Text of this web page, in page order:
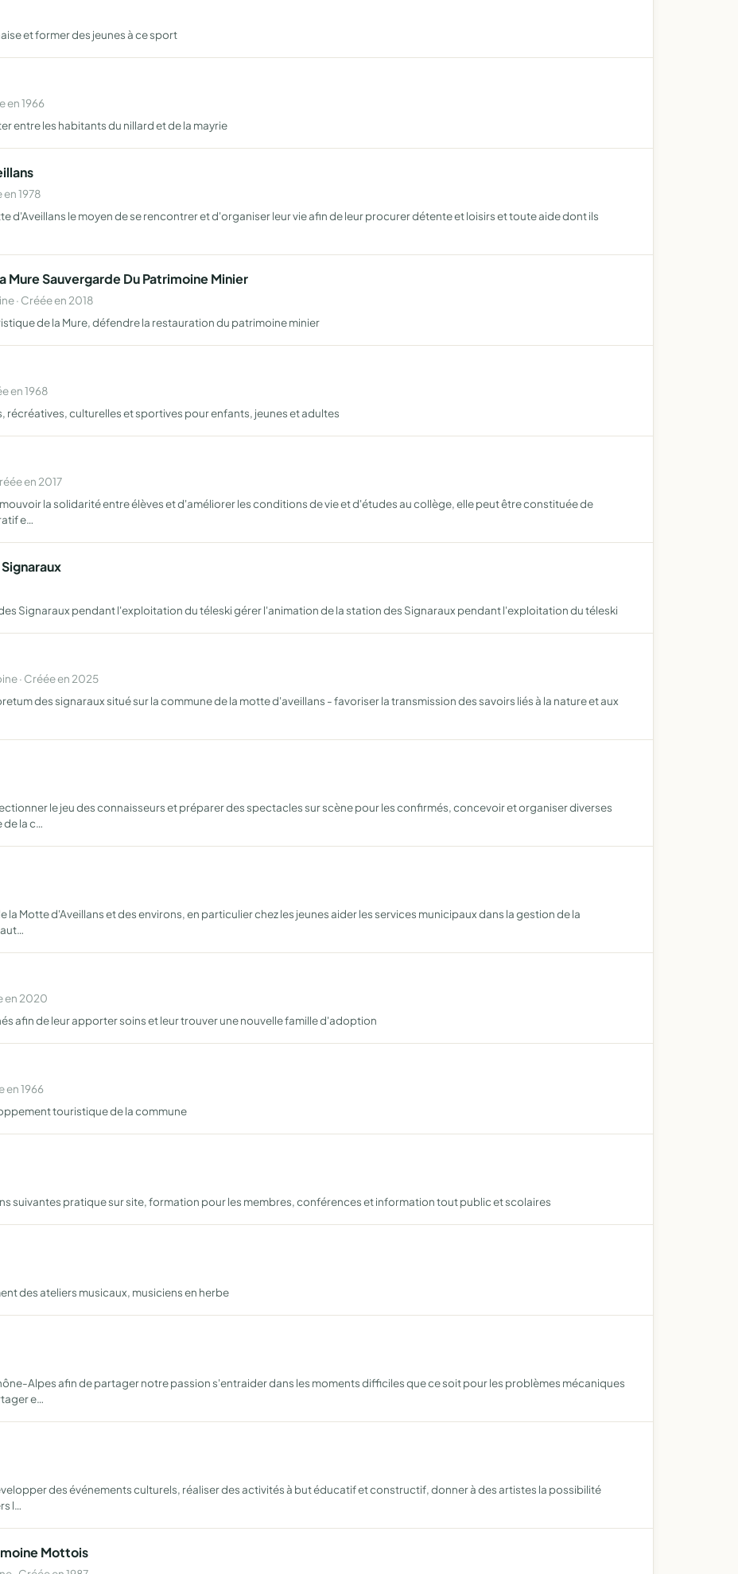
et former des jeunes à ce sport
en 1966
entre les habitants du nillard et de la mayrie
en 1978
d'Aveillans le moyen de se rencontrer et d'organiser leur vie afin de leur procurer détente et loisirs et toute aide dont ils
Mure Sauvergarde Du Patrimoine Minier
· Créée en 2018
de la Mure, défendre la restauration du patrimoine minier
en 1968
culturelles et sportives pour enfants, jeunes et adultes
en 2017
la solidarité entre élèves et d'améliorer les conditions de vie et d'études au collège, elle peut être constituée de
e…
Signaraux pendant l'exploitation du téleski gérer l'animation de la station des Signaraux pendant l'exploitation du téleski
· Créée en 2025
des signaraux situé sur la commune de la motte d'aveillans - favoriser la transmission des savoirs liés à la nature et aux
le jeu des connaisseurs et préparer des spectacles sur scène pour les confirmés, concevoir et organiser diverses
de la c…
la Motte d'Aveillans et des environs, en particulier chez les jeunes aider les services municipaux dans la gestion de la
en 2020
afin de leur apporter soins et leur trouver une nouvelle famille d'adoption
en 1966
touristique de la commune
suivantes pratique sur site, formation pour les membres, conférences et information tout public et scolaires
des ateliers musicaux, musiciens en herbe
Alpes afin de partager notre passion s'entraider dans les moments difficiles que ce soit pour les problèmes mécaniques
e…
des événements culturels, réaliser des activités à but éducatif et constructif, donner à des artistes la possibilité
l…
Mottois